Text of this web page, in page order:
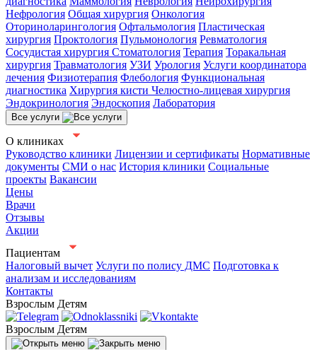
Нефрология Общая хирургия Онкология
Оториноларингология Офтальмология Пластическая
хирургия Проктология Пульмонология Ревматология
Сосудистая хирургия Стоматология Терапия Торакальная
хирургия Травматология УЗИ Урология Услуги координатора
лечения Физиотерапия Флебология Функциональная
диагностика Хирургия кисти Челюстно-лицевая хирургия
Эндокринология Эндоскопия Лаборатория
Все услуги
О клиниках
Руководство клиники Лицензии и сертификаты Нормативные
документы СМИ о нас История клиники Социальные
проекты Вакансии
Цены
Врачи
Отзывы
Акции
Пациентам
Налоговый вычет Услуги по полису ДМС Подготовка к
анализам и исследованиям
Контакты
Взрослым Детям
Взрослым Детям